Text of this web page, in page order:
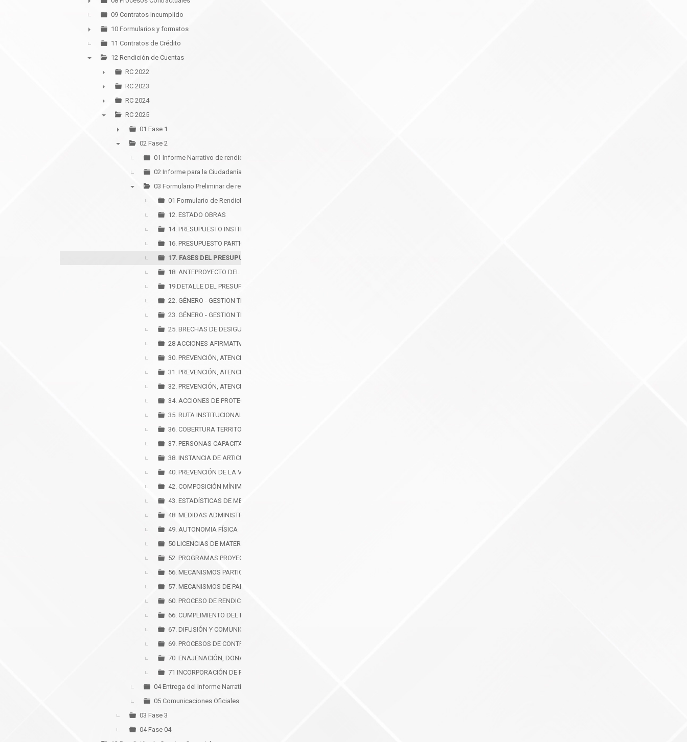
►
09 Contratos Incumplido
►
10 Formularios y formatos
11 Contratos de Crédito
12 Rendición de Cuentas
►
RC 2022
►
RC 2023
►
RC 2024
RC 2025
►
01 Fase 1
02 Fase 2
01 Informe Narrativo de rendición de cuentas 2025
02 Informe para la Ciudadanía
03 Formulario Preliminar de rendición de cuentas
01 Formulario de RendicIón de Cuentas
12. ESTADO OBRAS
14. PRESUPUESTO INSTITUCIONAL
16. PRESUPUESTO PARTICIPATIVO
17. FASES DEL PRESUPUESTO PARTICIPATIVO
18. ANTEPROYECTO DEL PRESUPUESTO PARTICIPATIVO
19.DETALLE DEL PRESUPUESTO PARTICIPATIVO
22. GÉNERO - GESTION TERRITORIAL
23. GÉNERO - GESTION TERRITORIAL
25. BRECHAS DE DESIGUALDAD
28 ACCIONES AFIRMATIVAS IMPLEMENTADAS PARA SU ACCESO IGUALITARIO
30. PREVENCIÓN, ATENCIÓN, PROTECCIÓN Y REPARACIÓN DE DERECHOS DE LAS MUJERES Y POBLACIÓN LGBTI
31. PREVENCIÓN, ATENCIÓN, PROTECCIÓN Y REPARACIÓN DE DERECHOS DE LAS MUJERES Y POBLACIÓN LGBTI+
32. PREVENCIÓN, ATENCIÓN, PROTECCIÓN Y REPARACIÓN DE DERECHOS DE LAS MUJERES Y POBLACIÓN LGBTI+
34. ACCIONES DE PROTECCIÓN
35. RUTA INSTITUCIONAL DE PROTECCIÓN FRENTE A LA VIOLENCIA BASADA EN GÉNERO Y LA TRATA DE PERSONAS
36. COBERTURA TERRITORIAL DEL CCPD
37. PERSONAS CAPACITADAS POR EL GAD (CCPD) EN PREVENCIÓN
38. INSTANCIA DE ARTICULACIÓN INTERINSTITUCIONAL PARA LA PREVENCIÓN Y ATENCIÓN DE LA VBG Y TRATA
40. PREVENCIÓN DE LA VBG Y FOMENTO DE UNA CULTURA DE IGUALDAD
42. COMPOSICIÓN MÍNIMA DE LA JCPD EN LOS GAD SEGÚN REGLAMENTO
43. ESTADÍSTICAS DE MEDIDAS ADMINISTRATIVAS DE PROTECCIÓN INMEDIATA (MAPI)
48. MEDIDAS ADMINISTRATIVAS DE PROTECCIÓN INMEDIATA (MAPI)
49. AUTONOMIA FÍSICA
50 LICENCIAS DE MATERNIDAD Y PATERNIDAD
52. PROGRAMAS PROYECTOS PRODUCTIVOS
56. MECANISMOS PARTICIPACIÓN CIUDADANA
57. MECANISMOS DE PARTICIPACIÓN CIUDADANA
60. PROCESO DE RENDICIÓN DE CUENTAS FASE 1
66. CUMPLIMIENTO DEL PLAN DE TRABAJO
67. DIFUSIÓN Y COMUNICACIÓN DE LA GESTIÓN INSTITUCIONAL
69. PROCESOS DE CONTRATACIÓN Y COMPRAS PÚBLICAS DE BIENES Y SERVICIOS
70. ENAJENACIÓN, DONACIONES Y EXPROPIACIONES DE BIENES
71 INCORPORACIÓN DE RECOMENDACIONES Y DICTÁMENES
04 Entrega del Informe Narrativo del Formulario de Rendición de Cuentas
05 Comunicaciones Oficiales
03 Fase 3
04 Fase 04